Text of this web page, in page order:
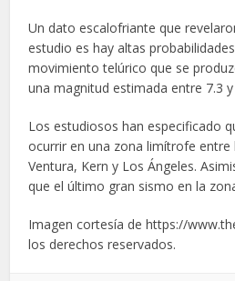
Un dato escalofriante que
estudio es hay altas
movimiento telúrico que se
una magnitud estimada entre 7.3 y
Los estudiosos han especificado
ocurrir en una zona limítrofe entre
Ventura, Kern y Los Ángeles.
que el último gran sismo en la
Imagen cortesía de https://
los derechos reservados.